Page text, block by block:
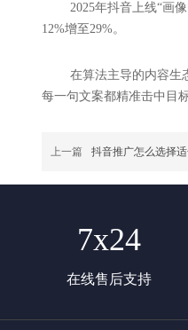
2025年抖音上线“画
12%增至29%。
在算法主导的内容生
每一句文案都精准击中目
上一篇 抖音推广怎么选择
7x24
在线售后支持